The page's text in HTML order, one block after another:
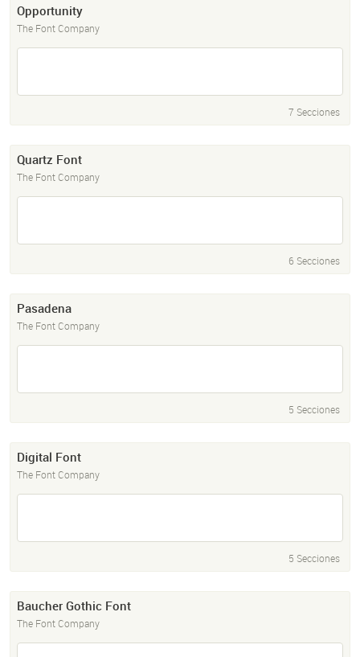
Opportunity
The Font Company
7 Secciones
Quartz Font
The Font Company
6 Secciones
Pasadena
The Font Company
5 Secciones
Digital Font
The Font Company
5 Secciones
Baucher Gothic Font
The Font Company